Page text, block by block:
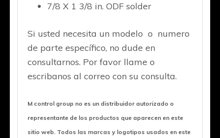
7/8 X 1 3/8 in. ODF solder
Si usted necesita un modelo o numero
de parte específico, no dude en
consultarnos. Por favor llame o
escribanos al correo con su consulta.
M control group no es un distribuidor autorizado o
representante de los productos que aparecen en este
sitio web. Todos las marcas y logotipos usados en este